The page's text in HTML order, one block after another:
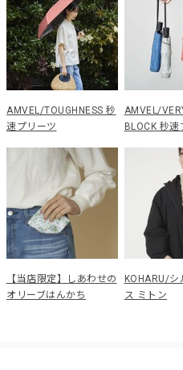
AMVEL/TOUGHNESS 秒
速プリーツ
AMVEL/
BLOCK 秒速
【当店限定】しあわせの
オリーブはんかち
KOHARU/シ
ス ミトン